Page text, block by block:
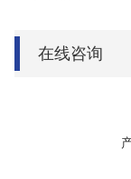
在线咨询